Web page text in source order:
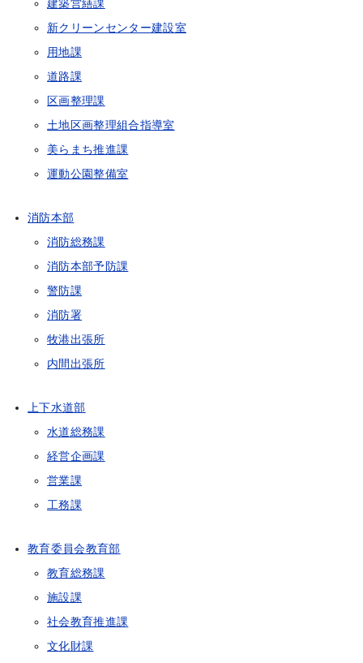
建築営繕課
新クリーンセンター建設室
用地課
道路課
区画整理課
土地区画整理組合指導室
美らまち推進課
運動公園整備室
消防本部
消防総務課
消防本部予防課
警防課
消防署
牧港出張所
内間出張所
上下水道部
水道総務課
経営企画課
営業課
工務課
教育委員会教育部
教育総務課
施設課
社会教育推進課
文化財課